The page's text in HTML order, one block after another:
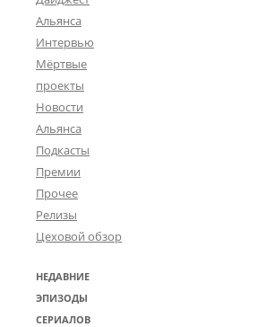
Альянса
Интервью
Мёртвые
проекты
Новости
Альянса
Подкасты
Премии
Прочее
Релизы
Цеховой обзор
НЕДАВНИЕ
ЭПИЗОДЫ
СЕРИАЛОВ